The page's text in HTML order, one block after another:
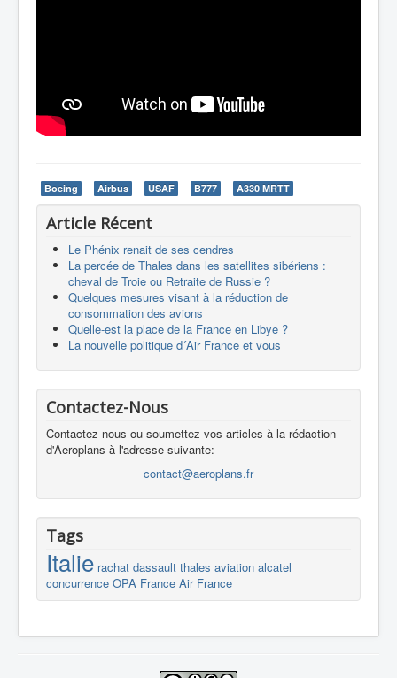
Boeing Airbus USAF B777 A330 MRTT
Article Récent
Le Phénix renait de ses cendres
La percée de Thales dans les satellites sibériens :
cheval de Troie ou Retraite de Russie ?
Quelques mesures visant à la réduction de
consommation des avions
Quelle-est la place de la France en Libye ?
La nouvelle politique d´Air France et vous
Contactez-Nous
Contactez-nous ou soumettez vos articles à la rédaction
d'Aeroplans à l'adresse suivante:
contact@aeroplans.fr
Tags
Italie rachat dassault thales aviation alcatel
concurrence OPA France Air France